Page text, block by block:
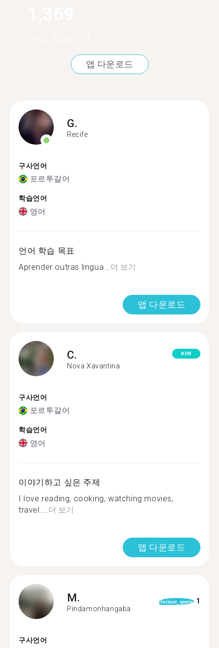
앱 다운로드
G.
Recife
구사언어
포르투갈어
학습언어
영어
언어 학습 목표
Aprender outras lingua... 더 보기
앱 다운로드
C.
Nova Xavantina
NEW
구사언어
포르투갈어
학습언어
영어
이야기하고 싶은 주제
I love reading, cooking, watching movies,
travel.... 더 보기
앱 다운로드
M.
Pindamonhangaba
format_quote 1
구사언어